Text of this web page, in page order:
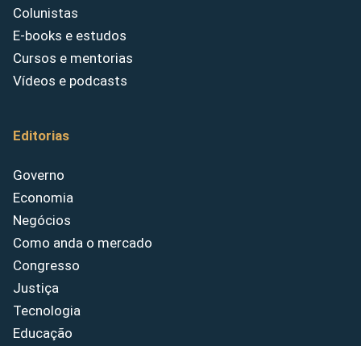
Colunistas
E-books e estudos
Cursos e mentorias
Vídeos e podcasts
Editorias
Governo
Economia
Negócios
Como anda o mercado
Congresso
Justiça
Tecnologia
Educação